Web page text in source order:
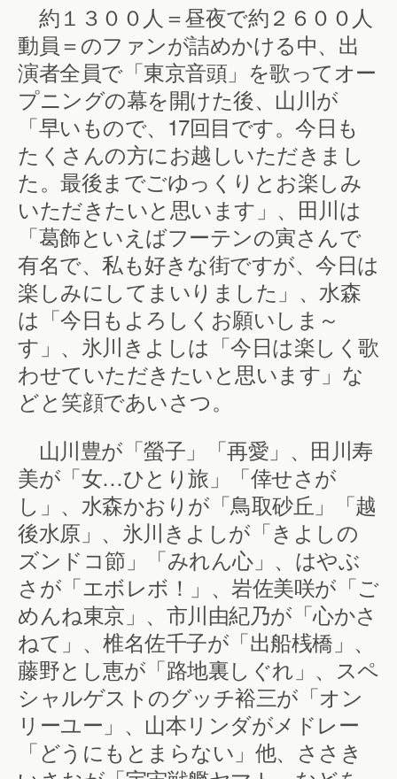
約１３００人＝昼夜で約２６００人
動員＝のファンが詰めかける中、出
演者全員で「東京音頭」を歌ってオー
プニングの幕を開けた後、山川が
「早いもので、17回目です。今日も
たくさんの方にお越しいただきまし
た。最後までごゆっくりとお楽しみ
いただきたいと思います」、田川は
「葛飾といえばフーテンの寅さんで
有名で、私も好きな街ですが、今日は
楽しみにしてまいりました」、水森
は「今日もよろしくお願いしま～
す」、氷川きよしは「今日は楽しく歌
わせていただきたいと思います」な
どと笑顔であいさつ。
山川豊が「螢子」「再愛」、田川寿
美が「女…ひとり旅」「倖せさが
し」、水森かおりが「鳥取砂丘」「越
後水原」、氷川きよしが「きよしの
ズンドコ節」「みれん心」、はやぶ
さが「エボレボ！」、岩佐美咲が「ご
めんね東京」、市川由紀乃が「心かさ
ねて」、椎名佐千子が「出船桟橋」、
藤野とし恵が「路地裏しぐれ」、スペ
シャルゲストのグッチ裕三が「オン
リーユー」、山本リンダがメドレー
「どうにもとまらない」他、ささき